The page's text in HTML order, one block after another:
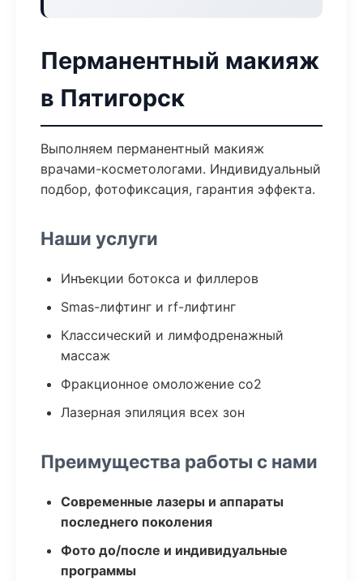
Перманентный макияж
в Пятигорск
Выполняем перманентный макияж
врачами-косметологами. Индивидуальный
подбор, фотофиксация, гарантия эффекта.
Наши услуги
Инъекции ботокса и филлеров
Smas-лифтинг и rf-лифтинг
Классический и лимфодренажный
массаж
Фракционное омоложение co2
Лазерная эпиляция всех зон
Преимущества работы с нами
Современные лазеры и аппараты
последнего поколения
Фото до/после и индивидуальные
программы